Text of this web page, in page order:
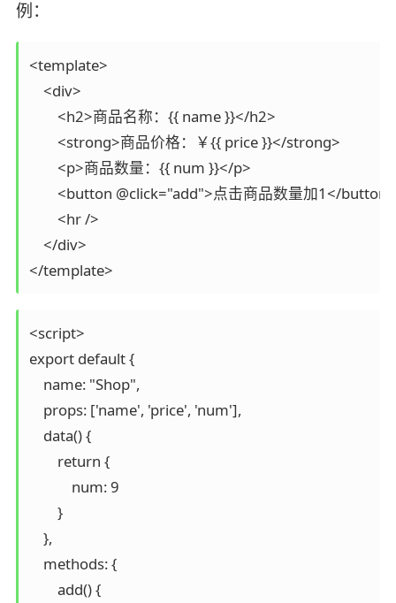
例：
<template>
    <div>
        <h2>商品名称：{{ name }}</h2>
        <strong>商品价格：￥{{ price }}</strong>
        <p>商品数量：{{ num }}</p>
        <button @click="add">点击商品数量加1</button>
        <hr />
    </div>
</template>
<script>
export default {
    name: "Shop",
    props: ['name', 'price', 'num'],
    data() {
        return {
            num: 9
        }
    },
    methods: {
        add() {